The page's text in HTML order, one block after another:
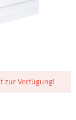
zur Verfügung!